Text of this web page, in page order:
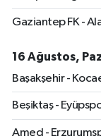
Gaziantep FK -
16 Ağustos,
Başakşehir -
Beşiktaş -
Amed -